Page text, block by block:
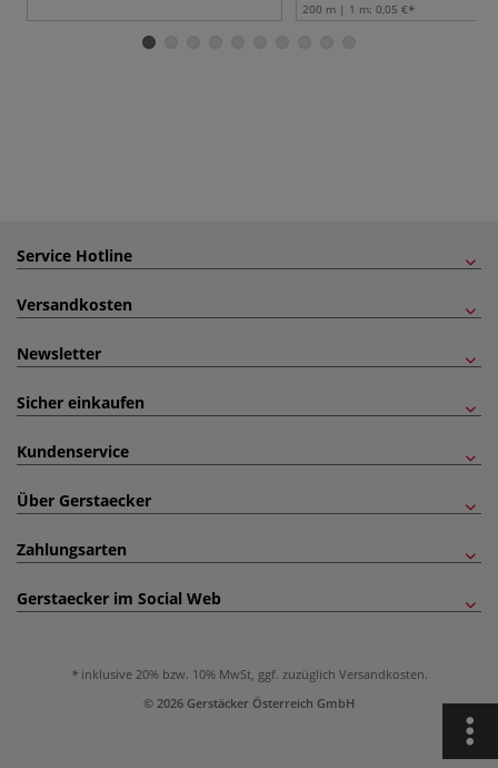
200 m | 1 m: 0,05 €
Service Hotline
Versandkosten
Newsletter
Sicher einkaufen
Kundenservice
Über Gerstaecker
Zahlungsarten
Gerstaecker im Social Web
inklusive 20% bzw. 10% MwSt, ggf. zuzüglich Versandkosten.
© 2026 Gerstäcker Österreich GmbH